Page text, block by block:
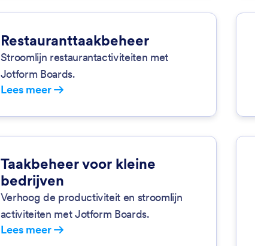
Restauranttaakbeheer
Stroomlijn restaurantactiviteiten met
Jotform Boards.
Lees meer
Taakbeheer voor kleine
bedrijven
Verhoog de productiviteit en stroomlijn
activiteiten met Jotform Boards.
Lees meer